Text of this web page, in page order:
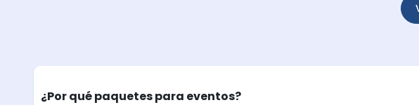
¿Por qué paquetes para eventos?